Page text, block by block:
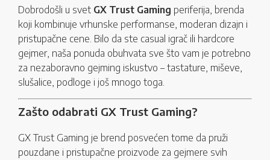
Dobrodošli u svet GX Trust Gaming periferija, brenda
koji kombinuje vrhunske performanse, moderan dizajn i
pristupačne cene. Bilo da ste casual igrač ili hardcore
gejmer, naša ponuda obuhvata sve što vam je potrebno
za nezaboravno gejming iskustvo – tastature, miševe,
slušalice, podloge i još mnogo toga.
Zašto odabrati GX Trust Gaming?
GX Trust Gaming je brend posvećen tome da pruži
pouzdane i pristupačne proizvode za gejmere svih